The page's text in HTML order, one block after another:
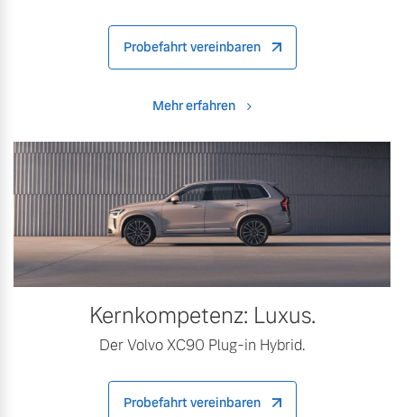
Probefahrt vereinbaren
Mehr erfahren
Kernkompetenz: Luxus.
Der Volvo XC90 Plug-in Hybrid.
Probefahrt vereinbaren